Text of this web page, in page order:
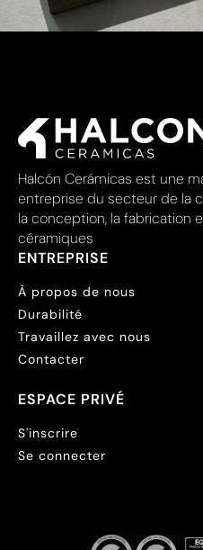
Halcón Cerámicas est une
entreprise du secteur de la
la conception, la fabrication
céramiques
ENTREPRISE
À propos de nous
Durabilité
Travaillez avec nous
Contacter
ESPACE PRIVÉ
S'inscrire
Se connecter